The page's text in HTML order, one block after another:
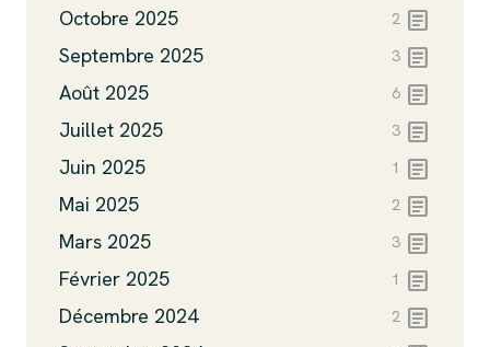
Octobre 2025 2 article
Septembre 2025 3 article
Août 2025 6 article
Juillet 2025 3 article
Juin 2025 1 article
Mai 2025 2 article
Mars 2025 3 article
Février 2025 1 article
Décembre 2024 2 article